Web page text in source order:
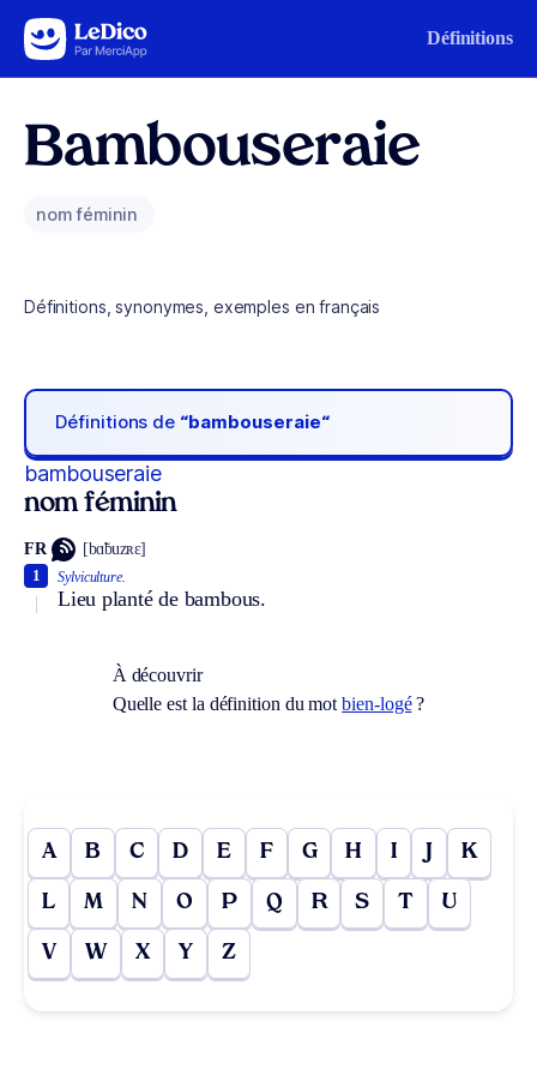
Aller au contenu Définitions
Bambouseraie
nom féminin
Définitions, synonymes, exemples en français
Définitions de “bambouseraie“
bambouseraie
nom féminin
FR [bɑ̃buzʀɛ]
Sylviculture.
Lieu planté de bambous.
1
À découvrir
Quelle est la définition du motbien-logé?
A B C D E F G H I J K
L M N O P Q R S T U
V W X Y Z